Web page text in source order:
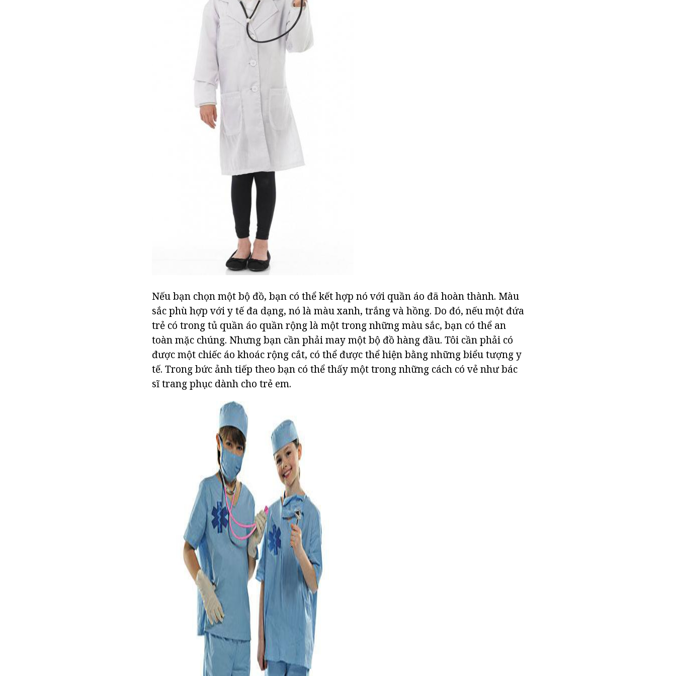
Nếu bạn chọn một bộ đồ, bạn có thể kết hợp nó với quần áo đã hoàn thành. Màu
sắc phù hợp với y tế đa dạng, nó là màu xanh, trắng và hồng. Do đó, nếu một đứa
trẻ có trong tủ quần áo quần rộng là một trong những màu sắc, bạn có thể an
toàn mặc chúng. Nhưng bạn cần phải may một bộ đồ hàng đầu. Tôi cần phải có
được một chiếc áo khoác rộng cắt, có thể được thể hiện bằng những biểu tượng y
tế. Trong bức ảnh tiếp theo bạn có thể thấy một trong những cách có vẻ như bác
sĩ trang phục dành cho trẻ em.